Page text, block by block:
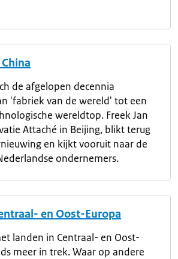
de afgelopen decennia
'fabriek van de wereld' tot een
wereldtop. Freek Jan
Attaché in Beijing, blikt terug
en kijkt vooruit naar de
ondernemers.
en Oost-Europa
landen in Centraal- en Oost-
meer in trek. Waar op andere